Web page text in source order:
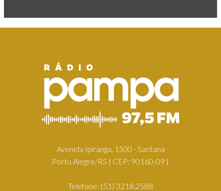
Avenida Ipiranga, 1500 - Santana
Porto Alegre/RS | CEP: 90160-091
Telefone: (51) 3218.2588